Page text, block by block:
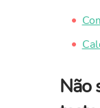
Não